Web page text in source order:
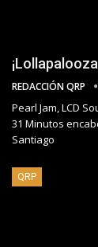
REDACCIÓN QRP
Pearl Jam, LCD
31 Minutos
Santiago
QRP